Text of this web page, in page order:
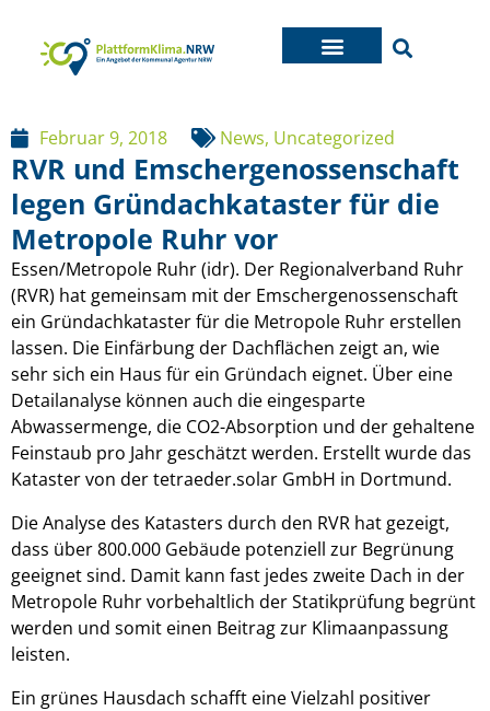
Februar 9, 2018 News, Uncategorized
RVR und Emschergenossenschaft
legen Gründachkataster für die
Metropole Ruhr vor
Essen/Metropole Ruhr (idr). Der Regionalverband Ruhr
(RVR) hat gemeinsam mit der Emschergenossenschaft
ein Gründachkataster für die Metropole Ruhr erstellen
lassen. Die Einfärbung der Dachflächen zeigt an, wie
sehr sich ein Haus für ein Gründach eignet. Über eine
Detailanalyse können auch die eingesparte
Abwassermenge, die CO2-Absorption und der gehaltene
Feinstaub pro Jahr geschätzt werden. Erstellt wurde das
Kataster von der tetraeder.solar GmbH in Dortmund.
Die Analyse des Katasters durch den RVR hat gezeigt,
dass über 800.000 Gebäude potenziell zur Begrünung
geeignet sind. Damit kann fast jedes zweite Dach in der
Metropole Ruhr vorbehaltlich der Statikprüfung begrünt
werden und somit einen Beitrag zur Klimaanpassung
leisten.
Ein grünes Hausdach schafft eine Vielzahl positiver